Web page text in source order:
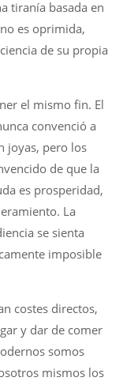
tiranía basada en
es oprimida,
de su propia
el mismo fin. El
convenció a
joyas, pero los
de que la
es prosperidad,
La
se sienta
imposible
costes directos,
y dar de comer
somos
mismos los